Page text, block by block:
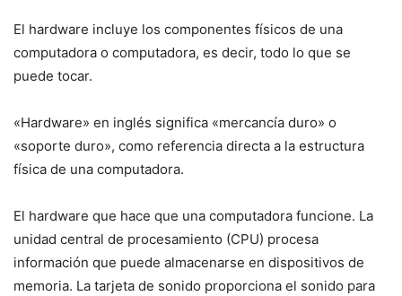
El hardware incluye los componentes físicos de una
computadora o computadora, es decir, todo lo que se
puede tocar.
«Hardware» en inglés significa «mercancía duro» o
«soporte duro», como referencia directa a la estructura
física de una computadora.
El hardware que hace que una computadora funcione. La
unidad central de procesamiento (CPU) procesa
información que puede almacenarse en dispositivos de
memoria. La tarjeta de sonido proporciona el sonido para